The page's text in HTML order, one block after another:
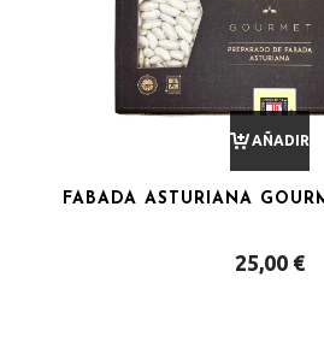
AÑADIR
AL
CARRITO
FABADA ASTURIANA
25,00 €